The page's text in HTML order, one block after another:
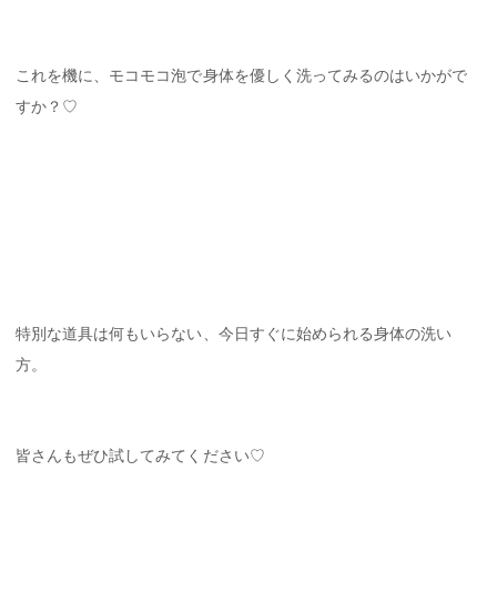
これを機に、モコモコ泡で身体を優しく洗ってみるのはいかがで
すか？♡
特別な道具は何もいらない、今日すぐに始められる身体の洗い
方。
皆さんもぜひ試してみてください♡